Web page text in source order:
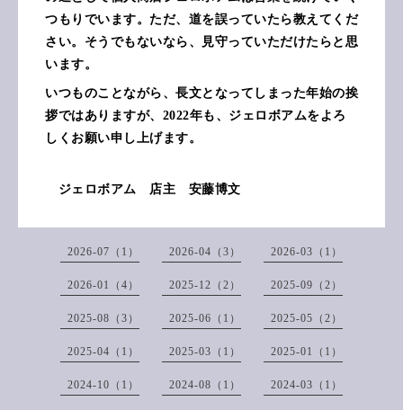
つもりでいます。ただ、道を誤っていたら教えてくだ
さい。そうでもないなら、見守っていただけたらと思
います。
いつものことながら、長文となってしまった年始の挨
拶ではありますが、2022年も、ジェロボアムをよろ
しくお願い申し上げます。
ジェロボアム 店主 安藤博文
2026-07（1） 2026-04（3） 2026-03（1）
2026-01（4） 2025-12（2） 2025-09（2）
2025-08（3） 2025-06（1） 2025-05（2）
2025-04（1） 2025-03（1） 2025-01（1）
2024-10（1） 2024-08（1） 2024-03（1）